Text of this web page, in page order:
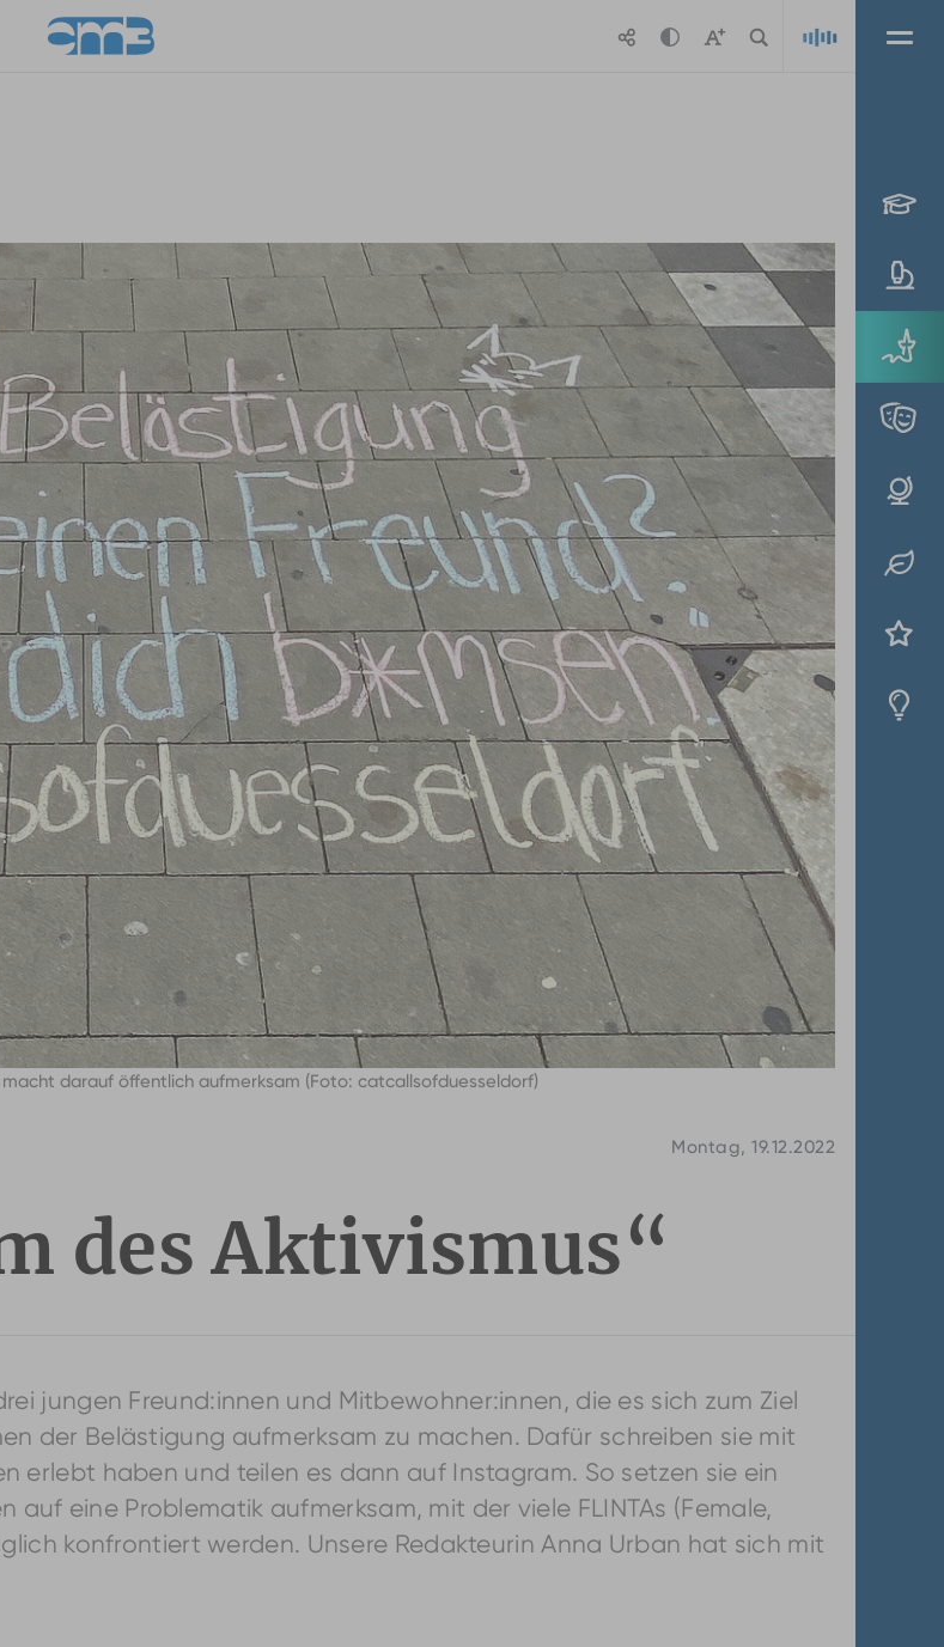
darauf öffentlich aufmerksam (Foto: catcallsofduesseldorf)
Montag, 19.12.2022
des Aktivismus“
jungen Freund:innen und Mitbewohner:innen, die es sich zum Ziel
der Belästigung aufmerksam zu machen. Dafür schreiben sie mit
erlebt haben und teilen es dann auf Instagram. So setzen sie ein
eine Problematik aufmerksam, mit der viele FLINTAs (Female,
konfrontiert werden. Unsere Redakteurin Anna Urban hat sich mit